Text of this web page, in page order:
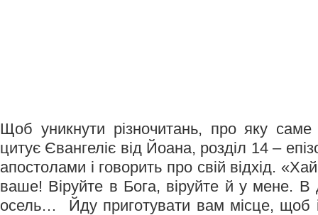
Щоб уникнути різночитань, про яку саме
цитує Євангеліє від Йоана, розділ 14 –
апостолами і говорить про свій відхід.
ваше! Віруйте в Бога, віруйте й у мене. В
осель… Йду приготувати вам місце,